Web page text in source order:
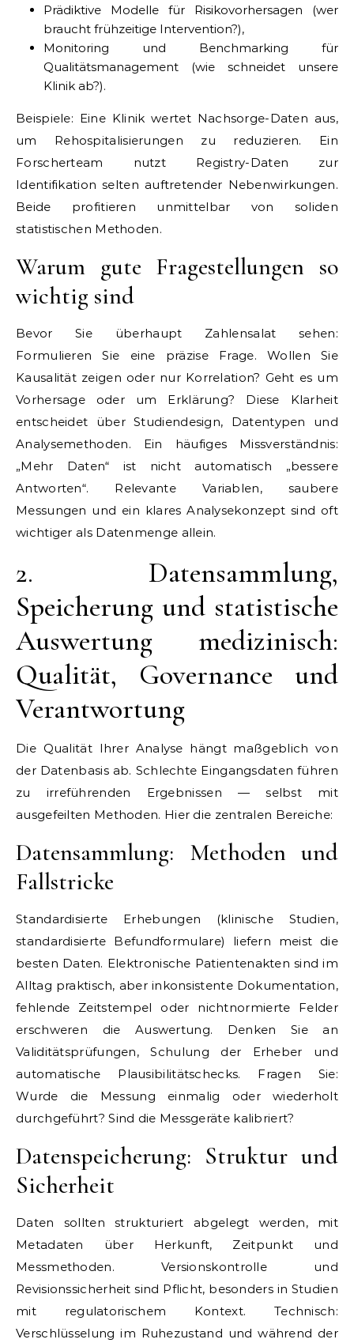
Prädiktive Modelle für Risikovorhersagen (wer
braucht frühzeitige Intervention?),
Monitoring und Benchmarking für
Qualitätsmanagement (wie schneidet unsere
Klinik ab?).
Beispiele: Eine Klinik wertet Nachsorge-Daten aus,
um Rehospitalisierungen zu reduzieren. Ein
Forscherteam nutzt Registry-Daten zur
Identifikation selten auftretender Nebenwirkungen.
Beide profitieren unmittelbar von soliden
statistischen Methoden.
Warum gute Fragestellungen so
wichtig sind
Bevor Sie überhaupt Zahlensalat sehen:
Formulieren Sie eine präzise Frage. Wollen Sie
Kausalität zeigen oder nur Korrelation? Geht es um
Vorhersage oder um Erklärung? Diese Klarheit
entscheidet über Studiendesign, Datentypen und
Analysemethoden. Ein häufiges Missverständnis:
„Mehr Daten“ ist nicht automatisch „bessere
Antworten“. Relevante Variablen, saubere
Messungen und ein klares Analysekonzept sind oft
wichtiger als Datenmenge allein.
2. Datensammlung,
Speicherung und statistische
Auswertung medizinisch:
Qualität, Governance und
Verantwortung
Die Qualität Ihrer Analyse hängt maßgeblich von
der Datenbasis ab. Schlechte Eingangsdaten führen
zu irreführenden Ergebnissen — selbst mit
ausgefeilten Methoden. Hier die zentralen Bereiche:
Datensammlung: Methoden und
Fallstricke
Standardisierte Erhebungen (klinische Studien,
standardisierte Befundformulare) liefern meist die
besten Daten. Elektronische Patientenakten sind im
Alltag praktisch, aber inkonsistente Dokumentation,
fehlende Zeitstempel oder nichtnormierte Felder
erschweren die Auswertung. Denken Sie an
Validitätsprüfungen, Schulung der Erheber und
automatische Plausibilitätschecks. Fragen Sie:
Wurde die Messung einmalig oder wiederholt
durchgeführt? Sind die Messgeräte kalibriert?
Datenspeicherung: Struktur und
Sicherheit
Daten sollten strukturiert abgelegt werden, mit
Metadaten über Herkunft, Zeitpunkt und
Messmethoden. Versionskontrolle und
Revisionssicherheit sind Pflicht, besonders in Studien
mit regulatorischem Kontext. Technisch:
Verschlüsselung im Ruhezustand und während der